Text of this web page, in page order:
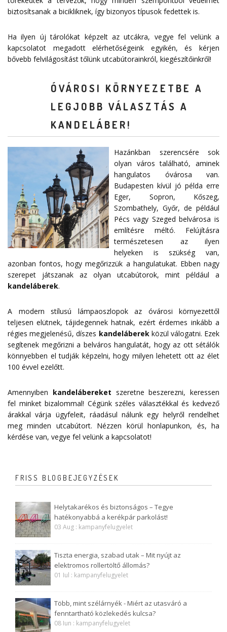
biztosítsanak a bicikliknek, így bizonyos típusok fedettek is.
Ha ilyen új tárolókat képzelt az utcákra, vegye fel velünk a
kapcsolatot megadottelérhetőségeink egyikén, és kérjen
bővebb felvilágosítást tőlünk utcabútorainkról, kiegészítőinkről!
ÓVÁROSI KÖRNYEZETBE A
LEGJOBB VÁLASZTÁS A
KANDELÁBER!
Hazánkban szerencsére sok
olyan város található, aminek
hangulatos óvárosa van.
Budapesten kívül jó példa erre
Eger, Sopron, Kőszeg,
Szombathely, Győr, de például
Pécs vagy Szeged belvárosa is
említésre méltó. Felújításra
természetesen az ilyen
helyeken is szükség van,
azonban fontos, hogy megőrizzük a hangulatukat. Ebben nagy
szerepet játszanak az olyan utcabútorok, mint például a
kandeláberek.
A modern stílusú lámpaoszlopok az óvárosi környezettől
teljesen elütnek, tájidegennek hatnak, ezért érdemes inkább a
régies megjelenésű, díszes kandeláberekközül válogatni. Ezek
segítenek megőrizni a belváros hangulatát, hogy az ott sétálók
könnyebben el tudják képzelni, hogy milyen lehetett ott az élet
100 évvel ezelőtt.
Amennyiben kandelábereket szeretne beszerezni, keressen
fel minket bizalommal! Cégünk széles választékkal és kedvező
árakkal várja ügyfeleit, ráadásul nálunk egy helyről rendelhet
meg minden utcabútort. Nézzen körül honlapunkon, és, ha
kérdése van, vegye fel velünk a kapcsolatot!
FRISS BLOGBEJEGYZÉSEK
Helytakarékos és biztonságos – Tegye
hatékonyabbá a kerékpár parkolást!
03 Aug : kampanyfelugyelet
Tiszta energia, szabad utak – Mit nyújt az
elektromos rollertöltő állomás?
01 Iul : kampanyfelugyelet
Több, mint szélárnyék - Miért az utasváró a
fenntartható közlekedés kulcsa?
08 Iun : kampanyfelugyelet